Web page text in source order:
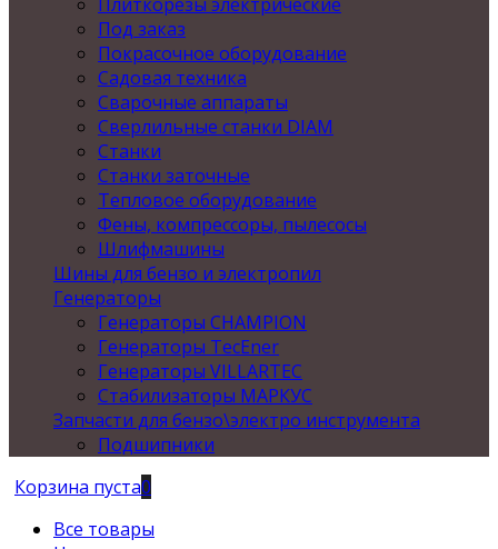
Под заказ
Покрасочное оборудование
Садовая техника
Сварочные аппараты
Сверлильные станки DIAM
Станки
Станки заточные
Тепловое оборудование
Фены, компрессоры, пылесосы
Шлифмашины
Шины для бензо и электропил
Генераторы
Генераторы CHAMPION
Генераторы TecEner
Генераторы VILLARTEC
Стабилизаторы МАРКУС
Запчасти для бензо\электро инструмента
Подшипники
Корзина пуста0
Все товары